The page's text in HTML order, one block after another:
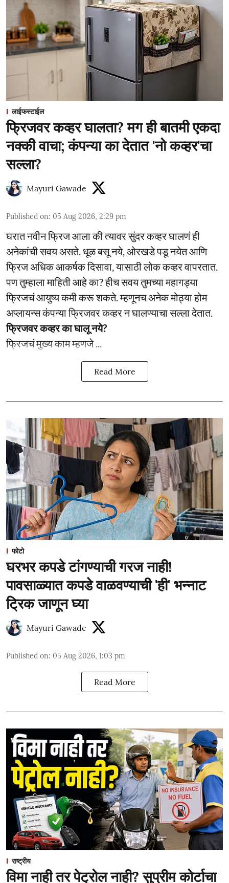
लाईफस्टाईल
फ्रिजवर कव्हर घालता? मग ही बातमी एकदा
नक्की वाचा; कंपन्या का देतात 'नो कव्हर'चा
सल्ला?
Mayuri Gawade
Published on: 05 Aug 2026, 2:29 pm
घरात नवीन फ्रिज आला की त्यावर सुंदर कव्हर घालणं ही
अनेकांची सवय असते. धूळ बसू नये, ओरखडे पडू नयेत आणि
फ्रिज अधिक आकर्षक दिसावा, यासाठी लोक कव्हर वापरतात.
पण तुम्हाला माहिती आहे का? हीच सवय तुमच्या महागड्या
फ्रिजचं आयुष्य कमी करू शकते. म्हणूनच अनेक मोठ्या होम
अप्लायन्स कंपन्या फ्रिजवर कव्हर न घालण्याचा सल्ला देतात.
फ्रिजवर कव्हर का घालू नये?
फ्रिजचं मुख्य काम म्हणजे ...
Read More
फोटो
घरभर कपडे टांगण्याची गरज नाही!
पावसाळ्यात कपडे वाळवण्याची 'ही' भन्नाट
ट्रिक जाणून घ्या
Mayuri Gawade
Published on: 05 Aug 2026, 1:03 pm
Read More
राष्ट्रीय
विमा नाही तर पेट्रोल नाही? सुप्रीम कोर्टाचा